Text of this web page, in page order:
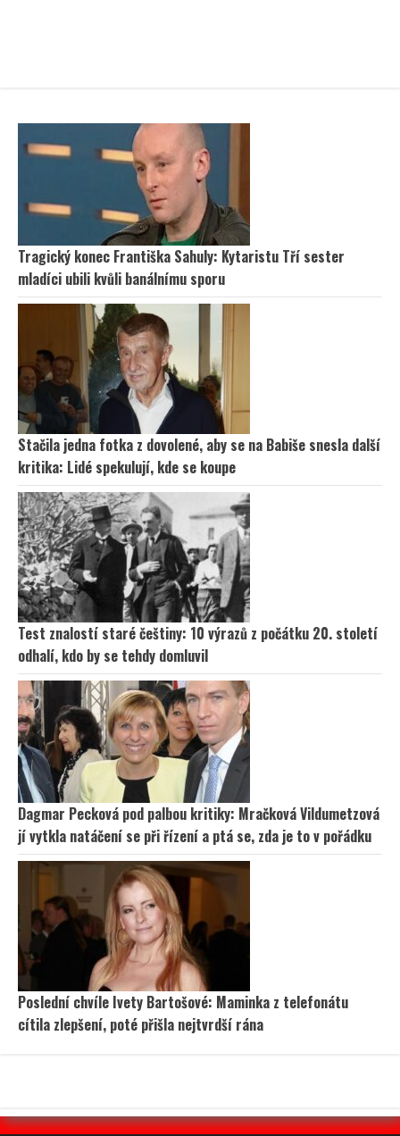
Tragický konec Františka Sahuly: Kytaristu Tří sester
mladíci ubili kvůli banálnímu sporu
Stačila jedna fotka z dovolené, aby se na Babiše snesla další
kritika: Lidé spekulují, kde se koupe
Test znalostí staré češtiny: 10 výrazů z počátku 20. století
odhalí, kdo by se tehdy domluvil
Dagmar Pecková pod palbou kritiky: Mračková Vildumetzová
jí vytkla natáčení se při řízení a ptá se, zda je to v pořádku
Poslední chvíle Ivety Bartošové: Maminka z telefonátu
cítila zlepšení, poté přišla nejtvrdší rána